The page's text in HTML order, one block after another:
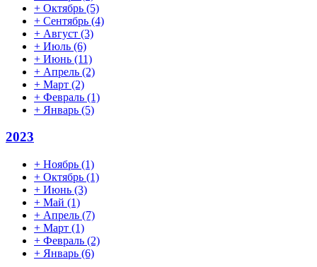
+ Октябрь (5)
+ Сентябрь (4)
+ Август (3)
+ Июль (6)
+ Июнь (11)
+ Апрель (2)
+ Март (2)
+ Февраль (1)
+ Январь (5)
2023
+ Ноябрь (1)
+ Октябрь (1)
+ Июнь (3)
+ Май (1)
+ Апрель (7)
+ Март (1)
+ Февраль (2)
+ Январь (6)